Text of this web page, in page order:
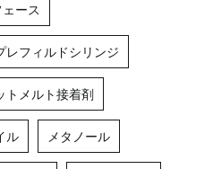
ース
レフィルドシリンジ
トメルト接着剤
ル メタノール